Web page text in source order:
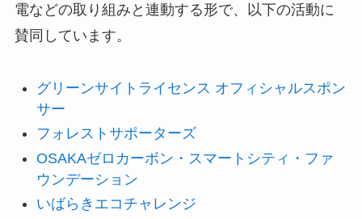
電などの取り組みと連動する形で、以下の活動に
賛同しています。
グリーンサイトライセンス オフィシャルスポン
サー
フォレストサポーターズ
OSAKAゼロカーボン・スマートシティ・ファ
ウンデーション
いばらきエコチャレンジ